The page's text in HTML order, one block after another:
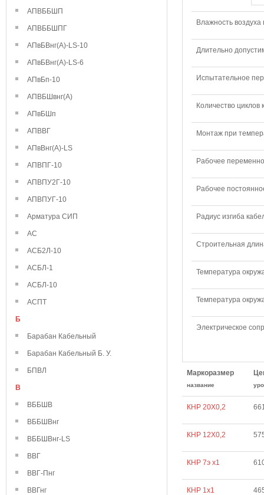
АПВББШП
АПВББШПГ
АПвБВнг(А)-LS-10
АПвБВнг(А)-LS-6
АПвБп-10
АПВБШвнг(А)
АПвБШп
АПВВГ
АПвВнг(А)-LS
АПВПГ-10
АПВПУ2Г-10
АПВПУГ-10
Арматура СИП
АС
АСБ2Л-10
АСБЛ-1
АСБЛ-10
АСПТ
Б
Барабан Кабельный
Барабан Кабельный Б. У.
БПВЛ
В
ВББШВ
ВББШВнг
ВББШВнг-LS
ВВГ
ВВГ-Пнг
ВВГнг
Влажность воздуха
Длительно
Испытательное
Количество циклов
Монтаж при
Рабочее
Рабочее
Радиус изгиба
Строительная
Температура
Температура
Электрическое
Маркоразмер
название
КНР 20Х0,2
КНР 12Х0,2
КНР 7э х1
КНР 1х1